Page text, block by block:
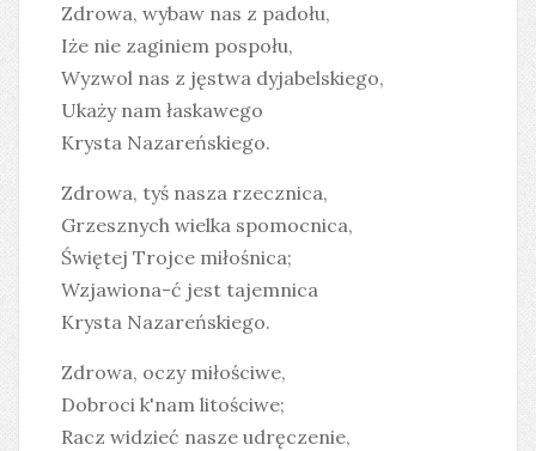
Zdrowa, wybaw nas z padołu,
Iże nie zaginiem pospołu,
Wyzwol nas z jęstwa dyjabelskiego,
Ukaży nam łaskawego
Krysta Nazareńskiego.
Zdrowa, tyś nasza rzecznica,
Grzesznych wielka spomocnica,
Świętej Trojce miłośnica;
Wzjawiona-ć jest tajemnica
Krysta Nazareńskiego.
Zdrowa, oczy miłościwe,
Dobroci k'nam litościwe;
Racz widzieć nasze udręczenie,